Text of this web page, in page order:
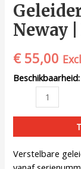
Neway
€55,00
Beschikbaarheid:
Verstelbare